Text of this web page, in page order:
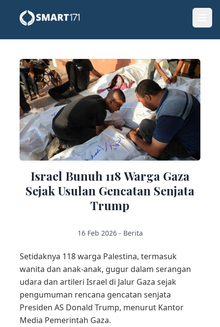
Israel Bunuh 118 Warga Gaza
Sejak Usulan Gencatan Senjata
Trump
16 Feb 2026 - Berita
Setidaknya 118 warga Palestina, termasuk
wanita dan anak-anak, gugur dalam serangan
udara dan artileri Israel di Jalur Gaza sejak
pengumuman rencana gencatan senjata
Presiden AS Donald Trump, menurut Kantor
Media Pemerintah Gaza.